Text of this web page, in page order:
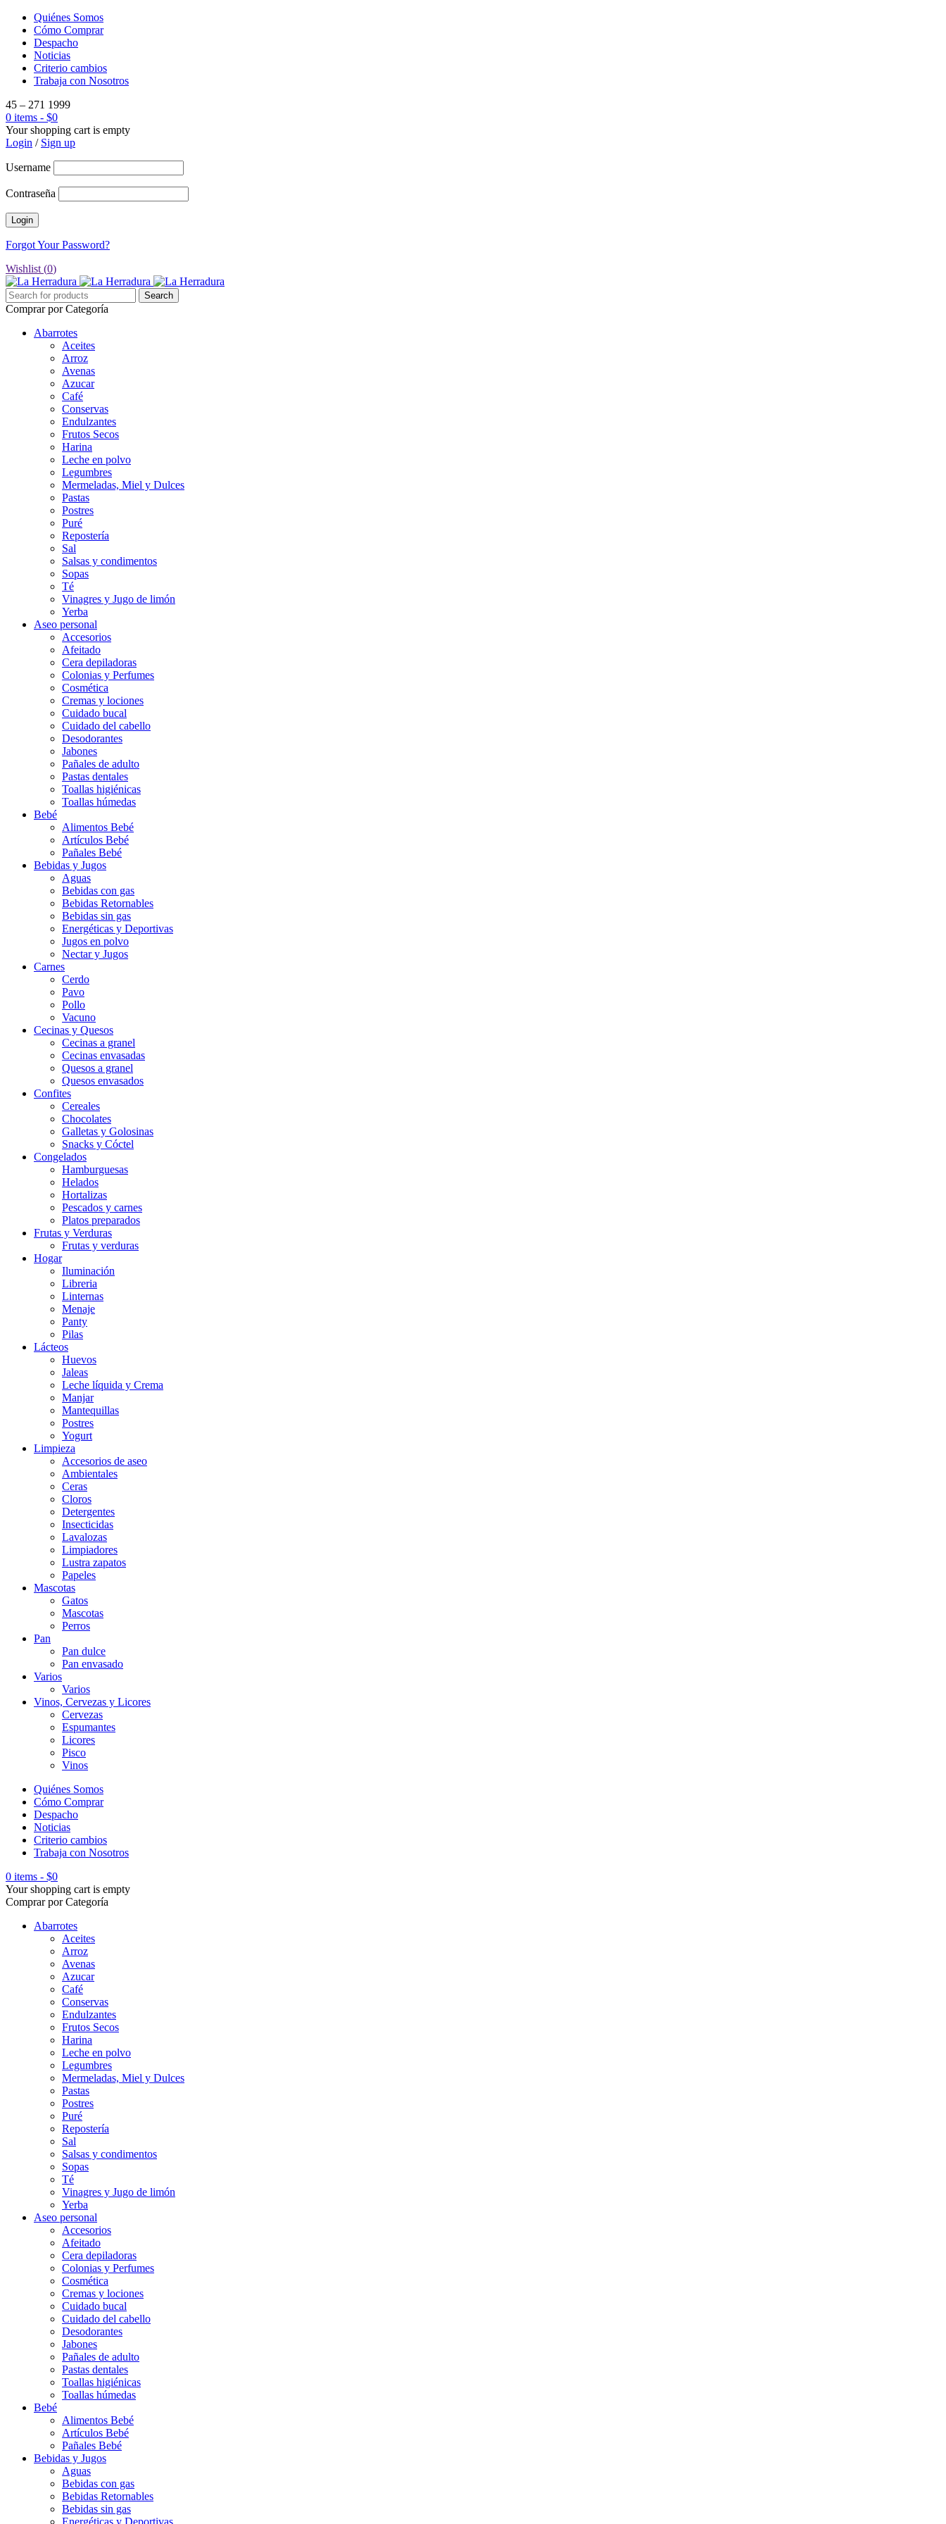
Quiénes Somos
Cómo Comprar
Despacho
Noticias
Criterio cambios
Trabaja con Nosotros
45 – 271 1999
0 items - $0
Your shopping cart is empty
Login / Sign up
Username
Contraseña
Forgot Your Password?
Wishlist (0)
Comprar por Categoría
Abarrotes
Aceites
Arroz
Avenas
Azucar
Café
Conservas
Endulzantes
Frutos Secos
Harina
Leche en polvo
Legumbres
Mermeladas, Miel y Dulces
Pastas
Postres
Puré
Repostería
Sal
Salsas y condimentos
Sopas
Té
Vinagres y Jugo de limón
Yerba
Aseo personal
Accesorios
Afeitado
Cera depiladoras
Colonias y Perfumes
Cosmética
Cremas y lociones
Cuidado bucal
Cuidado del cabello
Desodorantes
Jabones
Pañales de adulto
Pastas dentales
Toallas higiénicas
Toallas húmedas
Bebé
Alimentos Bebé
Artículos Bebé
Pañales Bebé
Bebidas y Jugos
Aguas
Bebidas con gas
Bebidas Retornables
Bebidas sin gas
Energéticas y Deportivas
Jugos en polvo
Nectar y Jugos
Carnes
Cerdo
Pavo
Pollo
Vacuno
Cecinas y Quesos
Cecinas a granel
Cecinas envasadas
Quesos a granel
Quesos envasados
Confites
Cereales
Chocolates
Galletas y Golosinas
Snacks y Cóctel
Congelados
Hamburguesas
Helados
Hortalizas
Pescados y carnes
Platos preparados
Frutas y Verduras
Frutas y verduras
Hogar
Iluminación
Libreria
Linternas
Menaje
Panty
Pilas
Lácteos
Huevos
Jaleas
Leche líquida y Crema
Manjar
Mantequillas
Postres
Yogurt
Limpieza
Accesorios de aseo
Ambientales
Ceras
Cloros
Detergentes
Insecticidas
Lavalozas
Limpiadores
Lustra zapatos
Papeles
Mascotas
Gatos
Mascotas
Perros
Pan
Pan dulce
Pan envasado
Varios
Varios
Vinos, Cervezas y Licores
Cervezas
Espumantes
Licores
Pisco
Vinos
Quiénes Somos
Cómo Comprar
Despacho
Noticias
Criterio cambios
Trabaja con Nosotros
0 items - $0
Your shopping cart is empty
Comprar por Categoría
Abarrotes
Aceites
Arroz
Avenas
Azucar
Café
Conservas
Endulzantes
Frutos Secos
Harina
Leche en polvo
Legumbres
Mermeladas, Miel y Dulces
Pastas
Postres
Puré
Repostería
Sal
Salsas y condimentos
Sopas
Té
Vinagres y Jugo de limón
Yerba
Aseo personal
Accesorios
Afeitado
Cera depiladoras
Colonias y Perfumes
Cosmética
Cremas y lociones
Cuidado bucal
Cuidado del cabello
Desodorantes
Jabones
Pañales de adulto
Pastas dentales
Toallas higiénicas
Toallas húmedas
Bebé
Alimentos Bebé
Artículos Bebé
Pañales Bebé
Bebidas y Jugos
Aguas
Bebidas con gas
Bebidas Retornables
Bebidas sin gas
Energéticas y Deportivas